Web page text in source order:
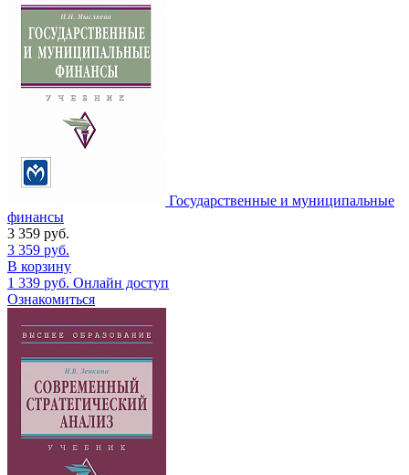
Государственные и муниципальные
финансы
3 359 руб.
3 359 руб.
В корзину
1 339 руб. Онлайн доступ
Ознакомиться